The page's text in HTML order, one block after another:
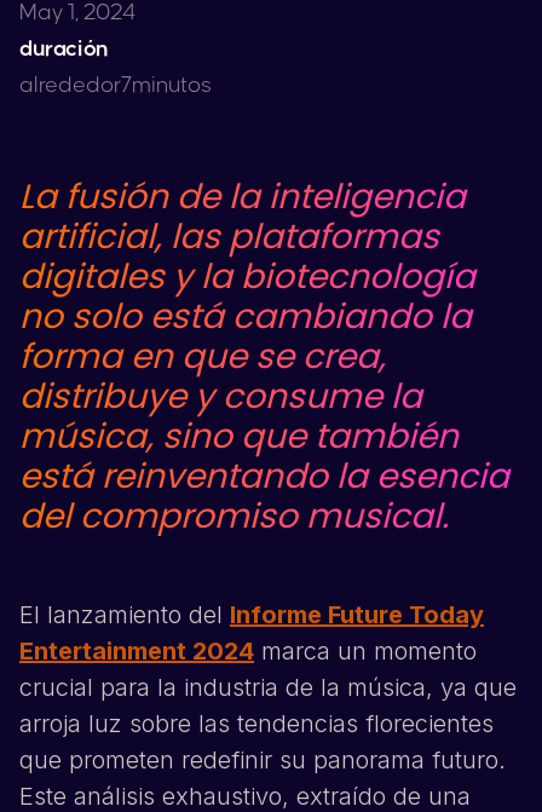
May 1, 2024
duración
alrededor7minutos
La fusión de la inteligencia
artificial, las plataformas
digitales y la biotecnología
no solo está cambiando la
forma en que se crea,
distribuye y consume la
música, sino que también
está reinventando la esencia
del compromiso musical.
El lanzamiento del Informe Future Today
Entertainment 2024 marca un momento
crucial para la industria de la música, ya que
arroja luz sobre las tendencias florecientes
que prometen redefinir su panorama futuro.
Este análisis exhaustivo, extraído de una